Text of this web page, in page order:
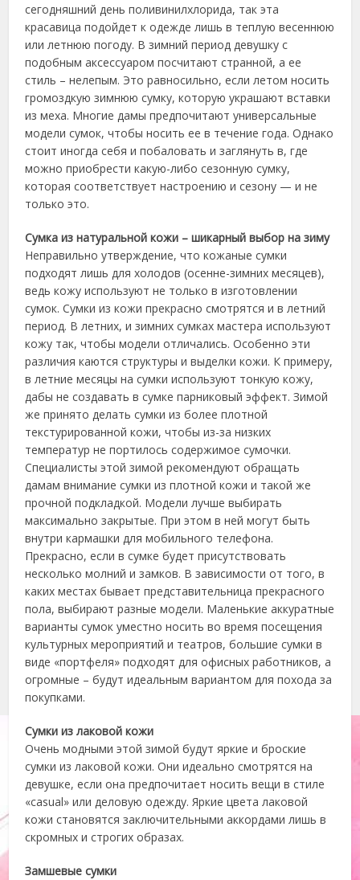
сегодняшний день поливинилхлорида, так эта
красавица подойдет к одежде лишь в теплую весеннюю
или летнюю погоду. В зимний период девушку с
подобным аксессуаром посчитают странной, а ее
стиль – нелепым. Это равносильно, если летом носить
громоздкую зимнюю сумку, которую украшают вставки
из меха. Многие дамы предпочитают универсальные
модели сумок, чтобы носить ее в течение года. Однако
стоит иногда себя и побаловать и заглянуть в, где
можно приобрести какую-либо сезонную сумку,
которая соответствует настроению и сезону — и не
только это.
Сумка из натуральной кожи – шикарный выбор на зиму
Неправильно утверждение, что кожаные сумки
подходят лишь для холодов (осенне-зимних месяцев),
ведь кожу используют не только в изготовлении
сумок. Сумки из кожи прекрасно смотрятся и в летний
период. В летних, и зимних сумках мастера используют
кожу так, чтобы модели отличались. Особенно эти
различия каются структуры и выделки кожи. К примеру,
в летние месяцы на сумки используют тонкую кожу,
дабы не создавать в сумке парниковый эффект. Зимой
же принято делать сумки из более плотной
текстурированной кожи, чтобы из-за низких
температур не портилось содержимое сумочки.
Специалисты этой зимой рекомендуют обращать
дамам внимание сумки из плотной кожи и такой же
прочной подкладкой. Модели лучше выбирать
максимально закрытые. При этом в ней могут быть
внутри кармашки для мобильного телефона.
Прекрасно, если в сумке будет присутствовать
несколько молний и замков. В зависимости от того, в
каких местах бывает представительница прекрасного
пола, выбирают разные модели. Маленькие аккуратные
варианты сумок уместно носить во время посещения
культурных мероприятий и театров, большие сумки в
виде «портфеля» подходят для офисных работников, а
огромные – будут идеальным вариантом для похода за
покупками.
Сумки из лаковой кожи
Очень модными этой зимой будут яркие и броские
сумки из лаковой кожи. Они идеально смотрятся на
девушке, если она предпочитает носить вещи в стиле
«casual» или деловую одежду. Яркие цвета лаковой
кожи становятся заключительными аккордами лишь в
скромных и строгих образах.
Замшевые сумки